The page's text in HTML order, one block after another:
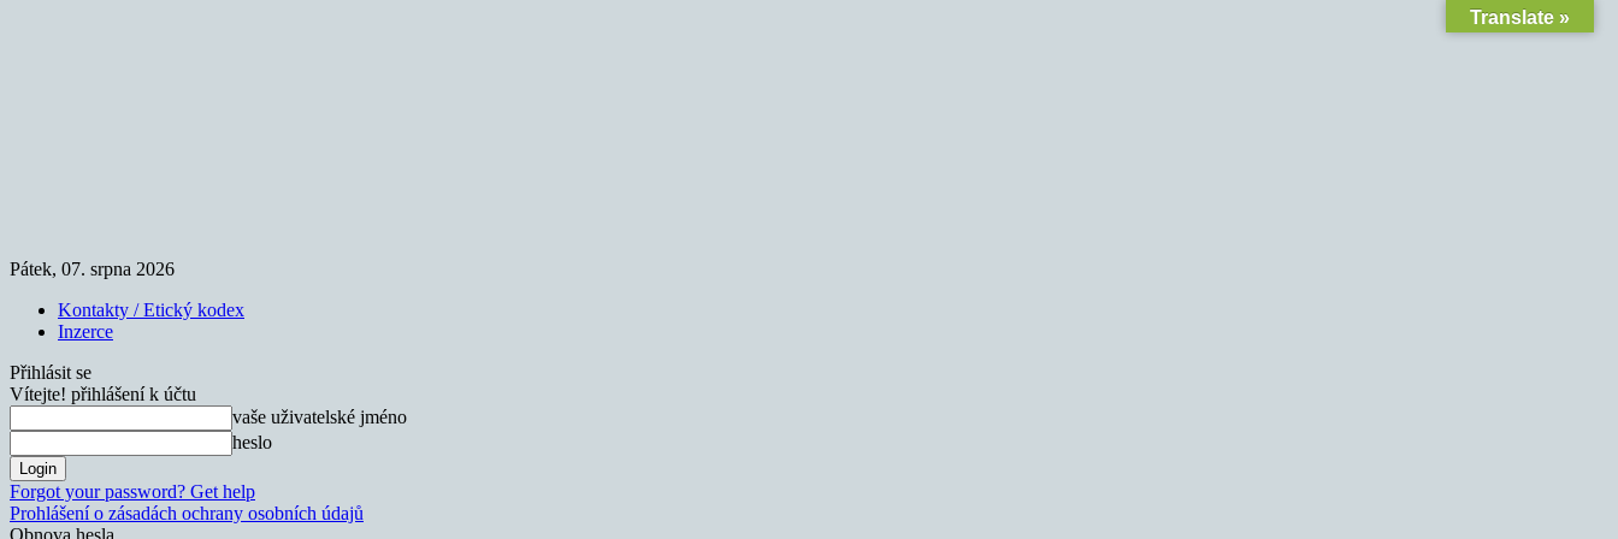
Pátek, 07. srpna 2026
Kontakty / Etický kodex
Inzerce
Přihlásit se
Vítejte! přihlášení k účtu
vaše uživatelské jméno
heslo
Forgot your password? Get help
Prohlášení o zásadách ochrany osobních údajů
Obnova hesla
Translate »